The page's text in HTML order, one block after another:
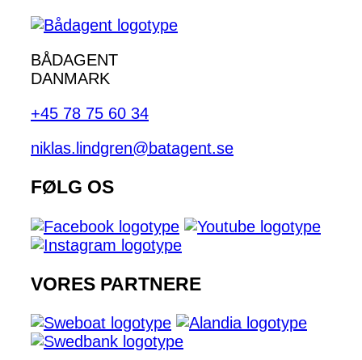
BÅDAGENT
DANMARK
+45 78 75 60 34
niklas.lindgren@batagent.se
FØLG OS
VORES PARTNERE